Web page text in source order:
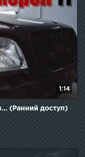
1:14
(Ранний доступ)